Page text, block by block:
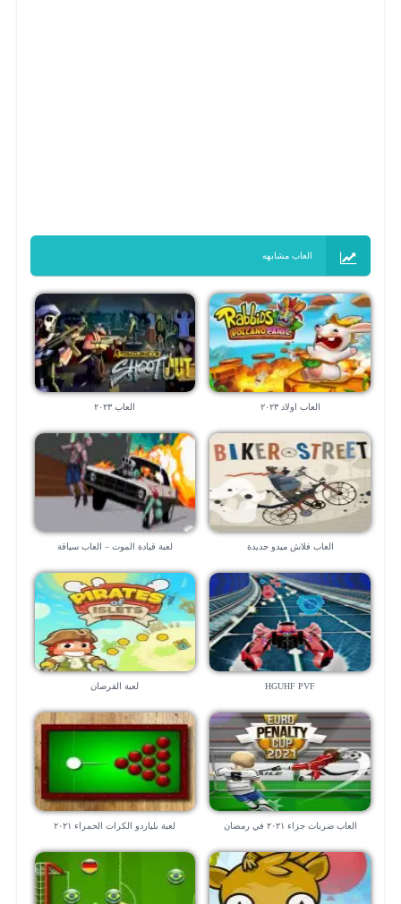
العاب مشابهه
العاب اولاد ٢٠٢٣ العاب ٢٠٢٣
العاب فلاش ميدو جديدة لعبة قيادة الموت – العاب سياقة
HGUHF PVF لعبة القرصان
العاب ضربات جزاء ٢٠٢١ في رمضان لعبة بلياردو الكرات الحمراء ٢٠٢١